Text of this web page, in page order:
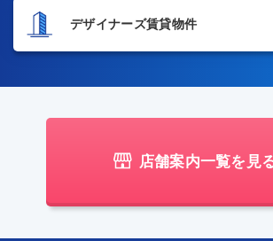
デザイナーズ賃貸物件
店舗案内一覧を見